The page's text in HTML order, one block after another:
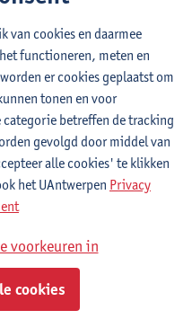
Laura Mortelmans
- Vroedvrouw
en
Meynendonckx
Ines Vercalsteren
kwaliteitszorg en
van cookies en daarmee
functioneren, meten en
er cookies geplaatst om
tonen en voor
betreffen de tracking
gevolgd door middel van
alle cookies' te klikken
het UAntwerpen Privacy
voorkeuren in
cookies